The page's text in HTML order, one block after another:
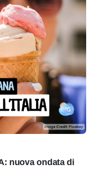
nuova ondata di